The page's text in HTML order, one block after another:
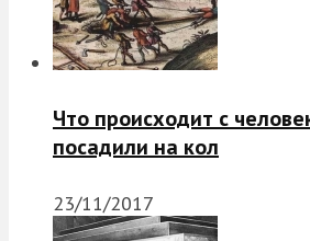
Что происходит с
посадили на кол
23/11/2017